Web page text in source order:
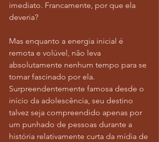
imediato. Francamente, por que ela
deveria?
Mas enquanto a energia inicial é
remota e volúvel, não leva
absolutamente nenhum tempo para se
tornar fascinado por ela.
Surpreendentemente famosa desde o
início da adolescência, seu destino
talvez seja compreendido apenas por
um punhado de pessoas durante a
história relativamente curta da mídia de